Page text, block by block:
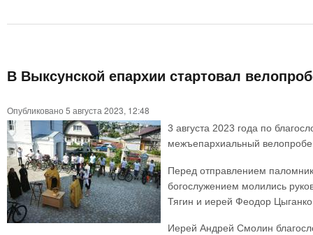
В Выксунской епархии стартовал
Опубликовано 5 августа 2023, 12:48
3 августа 2023 года по
межъепархиальный
Перед отправлением
богослужением молились
Тягин и иерей Феодор
Иерей Андрей Смолин